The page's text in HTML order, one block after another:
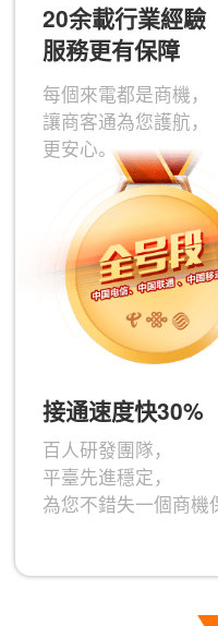
20余載行業經驗
服務更有保障
每個來電都是商機，
讓商客通為您護航，
更安心。
接通速度快30%
百人研發團隊，
平臺先進穩定，
為您不錯失一個商機